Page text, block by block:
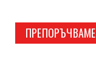
ПРЕПОРЪЧВАМЕ